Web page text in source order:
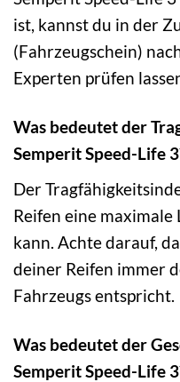
ist, kannst du in der
(Fahrzeugschein)
Experten prüfen
Was bedeutet der
Semperit Speed-Life
Der
Reifen eine
kann. Achte darauf,
deiner Reifen immer
Fahrzeugs entspricht.
Was bedeutet der
Semperit Speed-Life